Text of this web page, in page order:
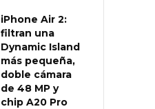
iPhone Air 2:
filtran una
Dynamic Island
más pequeña,
doble cámara
de 48 MP y
chip A20 Pro